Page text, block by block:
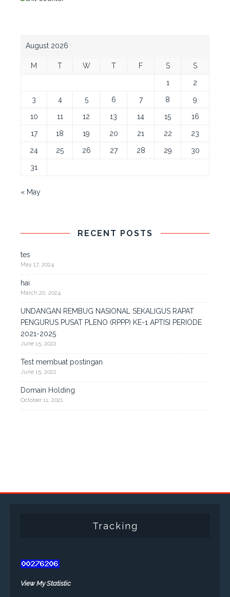
August 2026
M T W T F S S
1 2
3 4 5 6 7 8 9
10 11 12 13 14 15 16
17 18 19 20 21 22 23
24 25 26 27 28 29 30
31
« May
RECENT POSTS
tes
May 17, 2024
hai
March 20, 2024
UNDANGAN REMBUG NASIONAL SEKALIGUS RAPAT
PENGURUS PUSAT PLENO (RPPP) KE-1 APTISI PERIODE
2021-2025
June 15, 2022
Test membuat postingan
June 15, 2022
Domain Holding
October 11, 2021
Tracking
View My Statistic